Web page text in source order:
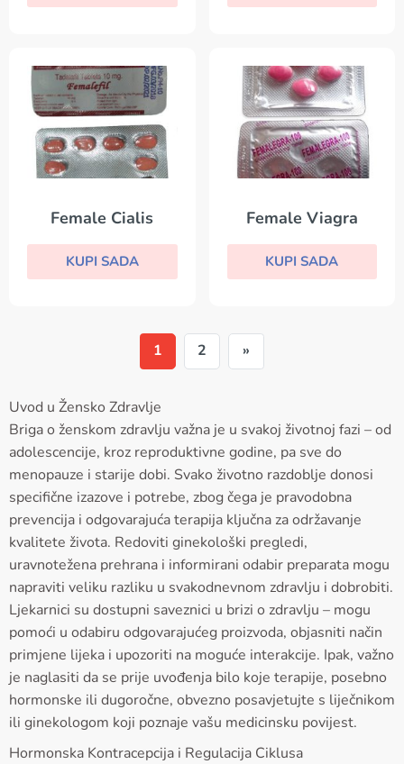
Female Cialis
KUPI SADA
Female Viagra
KUPI SADA
1 2 »
Uvod u Žensko Zdravlje
Briga o ženskom zdravlju važna je u svakoj životnoj fazi – od
adolescencije, kroz reproduktivne godine, pa sve do
menopauze i starije dobi. Svako životno razdoblje donosi
specifične izazove i potrebe, zbog čega je pravodobna
prevencija i odgovarajuća terapija ključna za održavanje
kvalitete života. Redoviti ginekološki pregledi,
uravnotežena prehrana i informirani odabir preparata mogu
napraviti veliku razliku u svakodnevnom zdravlju i dobrobiti.
Ljekarnici su dostupni saveznici u brizi o zdravlju – mogu
pomoći u odabiru odgovarajućeg proizvoda, objasniti način
primjene lijeka i upozoriti na moguće interakcije. Ipak, važno
je naglasiti da se prije uvođenja bilo koje terapije, posebno
hormonske ili dugoročne, obvezno posavjetujte s liječnikom
ili ginekologom koji poznaje vašu medicinsku povijest.
Hormonska Kontracepcija i Regulacija Ciklusa